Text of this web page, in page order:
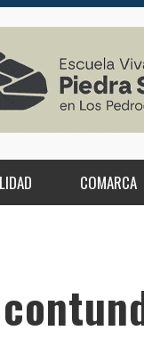
COMARCA